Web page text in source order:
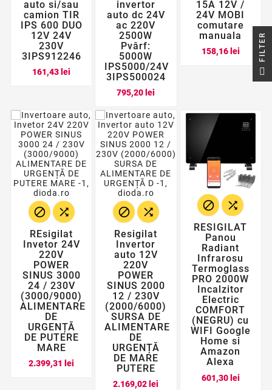
auto si/sau
camion TIR
IPS 600 DUO
12V 24V
230V
3IPS912246
161,43 lei
invertor
auto dc 24V
ac 220V
2500W
Pvârf:
5000W
IPS5000/24V
3IPS500024
795,20 lei
15A 12V /
24V MOBI
comutare
manuala
158,16 leiPret
 
REsigilat
Invetor 24V
220V
POWER
SINUS 3000
24 / 230V
(3000/9000)
ALIMENTARE
DE
URGENȚĂ
DE PUTERE
MARE
2.399,31 lei
 
Resigilat
Invertor
auto 12V
220V
POWER
SINUS 2000
12 / 230V
(2000/6000)
SURSA DE
ALIMENTARE
DE
URGENȚĂ
DE MARE
PUTERE
2.169,02 lei
 
RESIGILAT
Panou
Radiant
Infrarosu
Termoglass
PRO 2000W
Incalzitor
Electric
COMFORT
(NEGRU) cu
WIFI Google
Home si
Amazon
Alexa
601,30 leiPret
R